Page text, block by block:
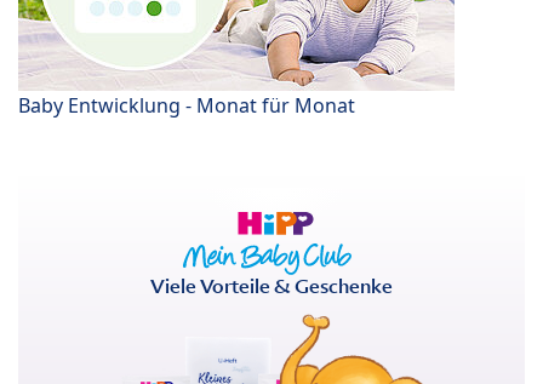
Baby Entwicklung - Monat für Monat
Viele Vorteile & Geschenke